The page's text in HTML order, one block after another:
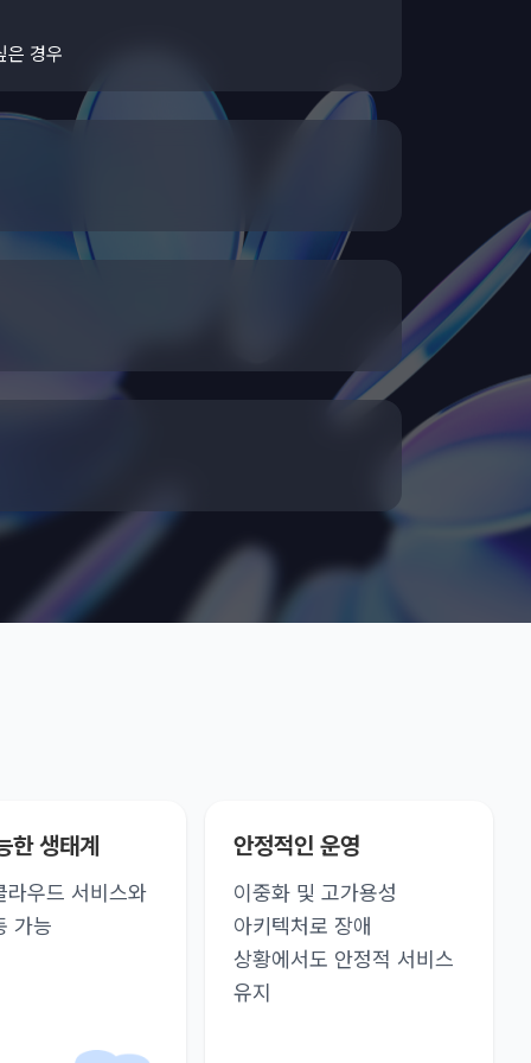
은 경우
한 생태계
라우드 서비스와
가능
안정적인 운영
이중화 및 고가용성
아키텍처로 장애
상황에서도 안정적 서비스
유지